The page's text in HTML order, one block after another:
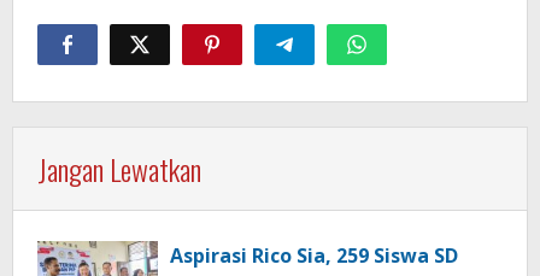
Jangan Lewatkan
Aspirasi Rico Sia, 259 Siswa SD